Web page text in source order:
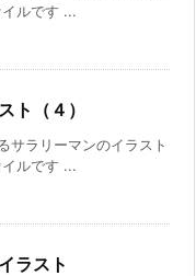
ルです ...
ト（４）
サラリーマンのイラスト
ルです ...
ラスト